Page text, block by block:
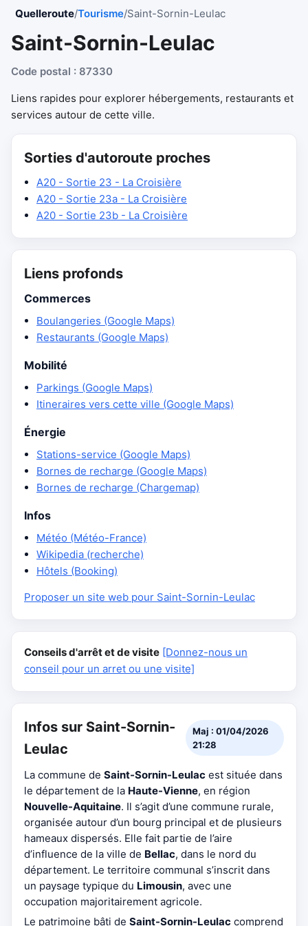
Quelleroute/Tourisme/Saint-Sornin-Leulac
Saint-Sornin-Leulac
Code postal : 87330
Liens rapides pour explorer hébergements, restaurants et
services autour de cette ville.
Sorties d'autoroute proches
A20 - Sortie 23 - La Croisière
A20 - Sortie 23a - La Croisière
A20 - Sortie 23b - La Croisière
Liens profonds
Commerces
Boulangeries (Google Maps)
Restaurants (Google Maps)
Mobilité
Parkings (Google Maps)
Itineraires vers cette ville (Google Maps)
Énergie
Stations-service (Google Maps)
Bornes de recharge (Google Maps)
Bornes de recharge (Chargemap)
Infos
Météo (Météo-France)
Wikipedia (recherche)
Hôtels (Booking)
Proposer un site web pour Saint-Sornin-Leulac
Conseils d'arrêt et de visite [Donnez-nous un
conseil pour un arret ou une visite]
Infos sur Saint-Sornin-
Leulac
Maj : 01/04/2026
21:28
La commune de Saint-Sornin-Leulac est située dans
le département de la Haute-Vienne, en région
Nouvelle-Aquitaine. Il s’agit d’une commune rurale,
organisée autour d’un bourg principal et de plusieurs
hameaux dispersés. Elle fait partie de l’aire
d’influence de la ville de Bellac, dans le nord du
département. Le territoire communal s’inscrit dans
un paysage typique du Limousin, avec une
occupation majoritairement agricole.
Le patrimoine bâti de Saint-Sornin-Leulac comprend